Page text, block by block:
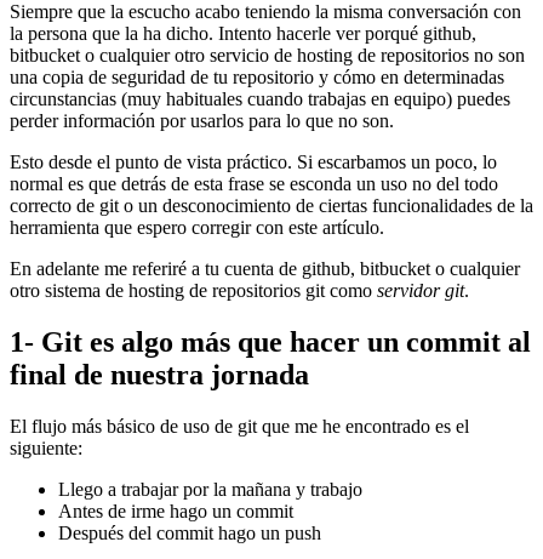
Siempre que la escucho acabo teniendo la misma conversación con
la persona que la ha dicho. Intento hacerle ver porqué github,
bitbucket o cualquier otro servicio de hosting de repositorios no son
una copia de seguridad de tu repositorio y cómo en determinadas
circunstancias (muy habituales cuando trabajas en equipo) puedes
perder información por usarlos para lo que no son.
Esto desde el punto de vista práctico. Si escarbamos un poco, lo
normal es que detrás de esta frase se esconda un uso no del todo
correcto de git o un desconocimiento de ciertas funcionalidades de la
herramienta que espero corregir con este artículo.
En adelante me referiré a tu cuenta de github, bitbucket o cualquier
otro sistema de hosting de repositorios git como servidor git.
1- Git es algo más que hacer un commit al
final de nuestra jornada
El flujo más básico de uso de git que me he encontrado es el
siguiente:
Llego a trabajar por la mañana y trabajo
Antes de irme hago un commit
Después del commit hago un push